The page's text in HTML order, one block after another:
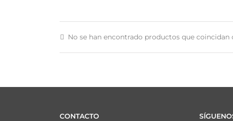
No se han encontrado productos que coincidan
CONTACTO